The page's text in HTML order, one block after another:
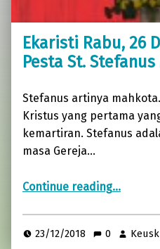
Ekaristi Rabu, 26
Pesta St.
Stefanus artinya
Kristus yang pertama
kemartiran. Stefanus
masa Gereja…
Continue reading“Ekaristi Rabu, 26 Desember 2018, Pesta St. Stefanus Martir Pertama”
…
23/12/2018 0